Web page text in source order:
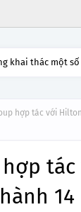
khai thác một
hợp tác với
hợp
14